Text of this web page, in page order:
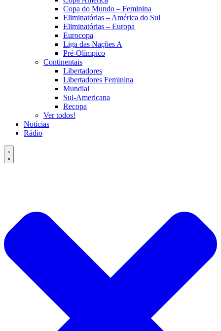
Copa do Mundo – Feminina
Eliminatórias – América do Sul
Eliminatórias – Europa
Eurocopa
Liga das Nações A
Pré-Olímpico
Continentais
Libertadores
Libertadores Feminina
Mundial
Sul-Americana
Recopa
Ver todos!
Notícias
Rádio